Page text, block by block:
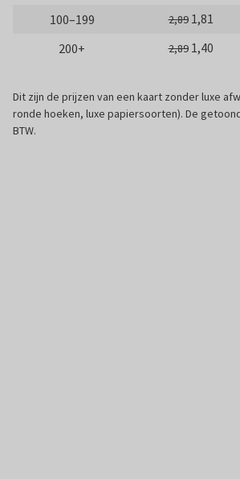
100–199
2,89 1,81
200+
2,89 1,40
Dit zijn de prijzen van een kaart zonder luxe
ronde hoeken, luxe papiersoorten). De
BTW.